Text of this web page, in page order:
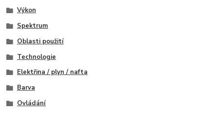
Výkon
Spektrum
Oblasti použití
Technologie
Elektřina / plyn / nafta
Barva
Ovládání